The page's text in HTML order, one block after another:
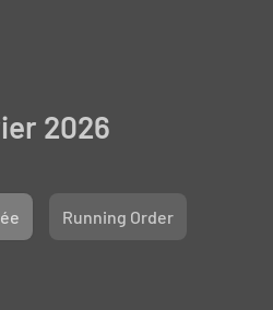
2026
Running Order